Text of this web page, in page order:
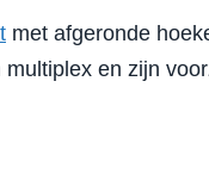
met afgeronde
en zijn